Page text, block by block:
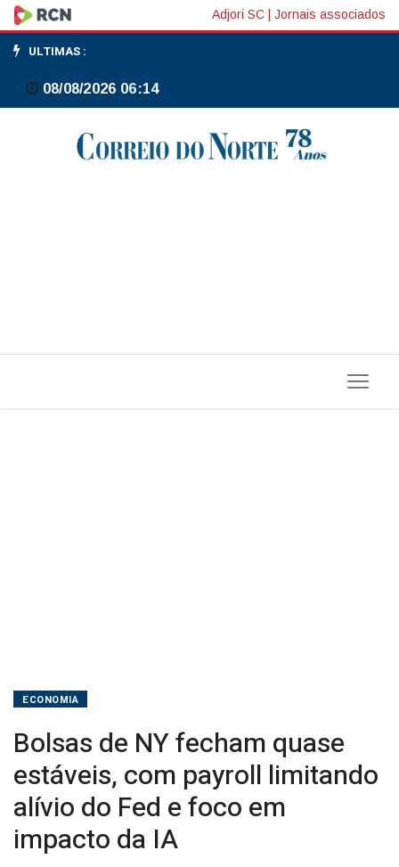
Bolsas
de
NY
fecham
quase
alívio
Adjori SC Jornais associados
ULTIMAS :
08/08/2026 06:14
ECONOMIA
Bolsas de NY fecham quase
estáveis, com payroll limitando
alívio do Fed e foco em
impacto da IA